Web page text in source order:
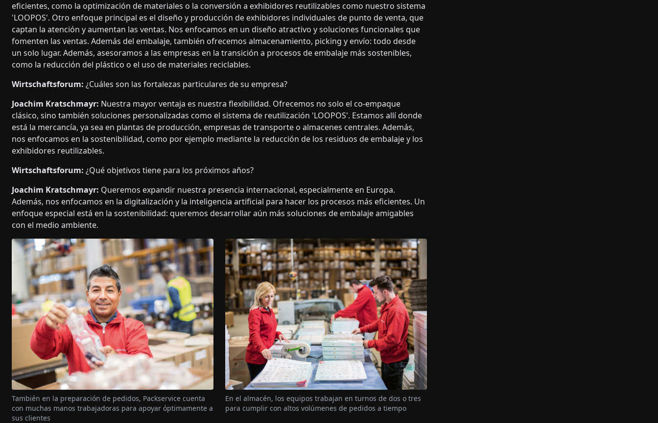
eficientes, como la optimización de materiales o la conversión a exhibidores reutilizables como nuestro sistema
'LOOPOS'. Otro enfoque principal es el diseño y producción de exhibidores individuales de punto de venta, que
captan la atención y aumentan las ventas. Nos enfocamos en un diseño atractivo y soluciones funcionales que
fomenten las ventas. Además del embalaje, también ofrecemos almacenamiento, picking y envío: todo desde
un solo lugar. Además, asesoramos a las empresas en la transición a procesos de embalaje más sostenibles,
como la reducción del plástico o el uso de materiales reciclables.
Wirtschaftsforum: ¿Cuáles son las fortalezas particulares de su empresa?
Joachim Kratschmayr: Nuestra mayor ventaja es nuestra flexibilidad. Ofrecemos no solo el co-empaque
clásico, sino también soluciones personalizadas como el sistema de reutilización 'LOOPOS'. Estamos allí donde
está la mercancía, ya sea en plantas de producción, empresas de transporte o almacenes centrales. Además,
nos enfocamos en la sostenibilidad, como por ejemplo mediante la reducción de los residuos de embalaje y los
exhibidores reutilizables.
Wirtschaftsforum: ¿Qué objetivos tiene para los próximos años?
Joachim Kratschmayr: Queremos expandir nuestra presencia internacional, especialmente en Europa.
Además, nos enfocamos en la digitalización y la inteligencia artificial para hacer los procesos más eficientes. Un
enfoque especial está en la sostenibilidad: queremos desarrollar aún más soluciones de embalaje amigables
con el medio ambiente.
También en la preparación de pedidos, Packservice cuenta
con muchas manos trabajadoras para apoyar óptimamente a
sus clientes
En el almacén, los equipos trabajan en turnos de dos o tres
para cumplir con altos volúmenes de pedidos a tiempo